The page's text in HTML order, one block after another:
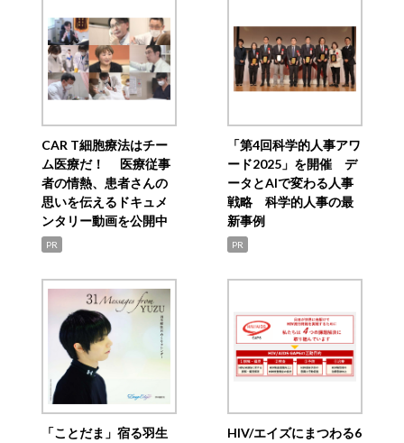
CAR T細胞療法はチー
ム医療だ！ 医療従事
者の情熱、患者さんの
思いを伝えるドキュメ
ンタリー動画を公開中
PR
「第4回科学的人事アワ
ード2025」を開催 デ
ータとAIで変わる人事
戦略 科学的人事の最
新事例
PR
「ことだま」宿る羽生
HIV/エイズにまつわる6